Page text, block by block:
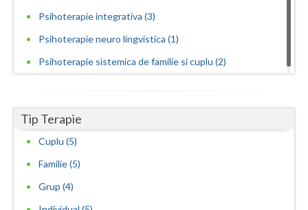
Psihoterapie integrativa (3)
Psihoterapie neuro lingvistica (1)
Psihoterapie sistemica de familie si cuplu (2)
Tip Terapie
Cuplu (5)
Familie (5)
Grup (4)